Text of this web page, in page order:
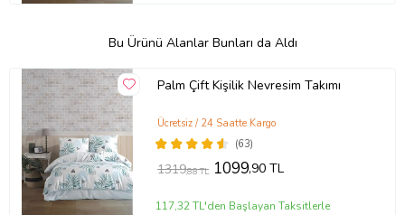
Bu Ürünü Alanlar Bunları da Aldı
Palm Çift Kişilik Nevresim Takımı
(63)
Ücretsiz / 24 Saatte Kargo
1319,88 TL 1099,90 TL
117,32 TL'den Başlayan Taksitlerle